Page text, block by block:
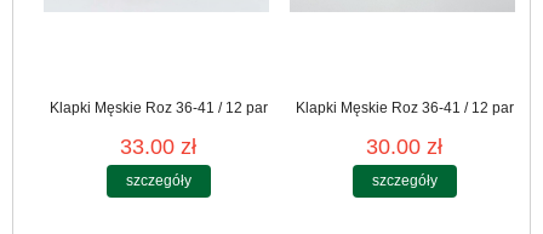
Klapki Męskie Roz 36-41 / 12 par
33.00 zł
szczegóły
Klapki Męskie Roz 36-41 / 12 par
30.00 zł
szczegóły